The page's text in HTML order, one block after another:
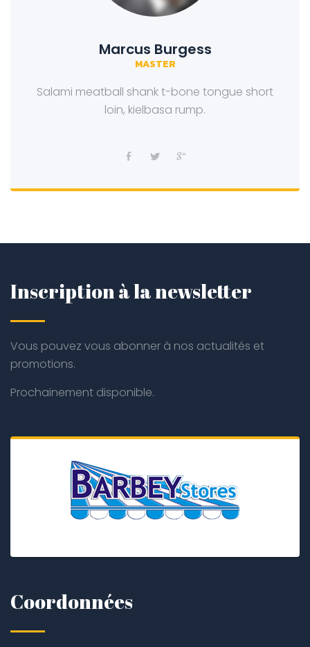
Marcus Burgess
MASTER
Salami meatball shank t-bone tongue short
loin, kielbasa rump.
Inscription à la newsletter
Vous pouvez vous abonner à nos actualités et
promotions.
Prochainement disponible.
Coordonnées